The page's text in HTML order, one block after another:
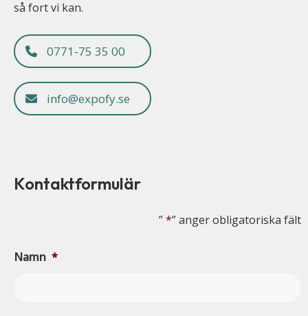
så fort vi kan.
0771-75 35 00
info@expofy.se
Kontaktformulär
”*” anger obligatoriska fält
Namn *